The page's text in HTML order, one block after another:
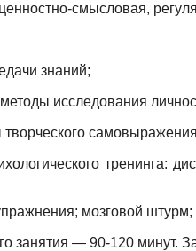
смысловая,
знаний;
исследования
тренинга:
мозговой
занятия — 90-120 минут.